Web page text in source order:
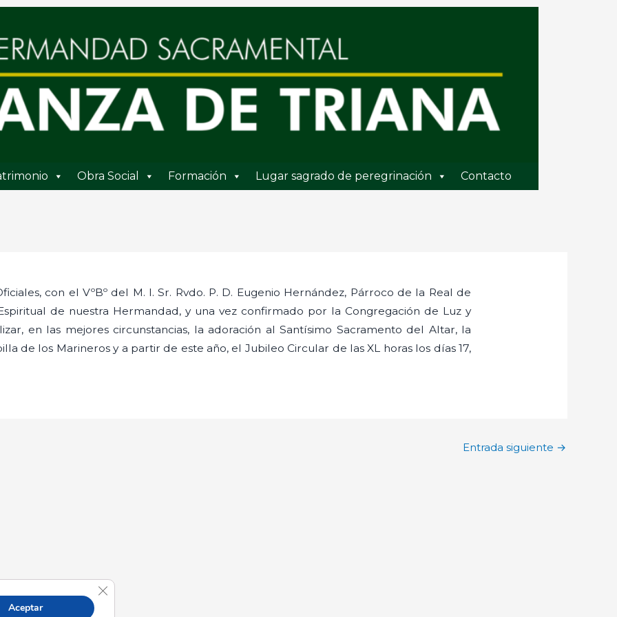
Obra Social Formación Lugar sagrado de peregrinación Contacto
con el VºBº del M. I. Sr. Rvdo. P. D. Eugenio Hernández, Párroco de la Real de
de nuestra Hermandad, y una vez confirmado por la Congregación de Luz y
en las mejores circunstancias, la adoración al Santísimo Sacramento del Altar, la
de los Marineros y a partir de este año, el Jubileo Circular de las XL horas los días 17,
Entrada siguiente →
Aceptar
Cerrar el banner de cookies RGPD